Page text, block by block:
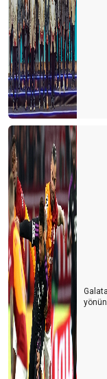
Lara-Kundu'nun
Bu işin sonu nereye
İki derede bir arada
Siyasiler tepişiyor
Turist için erken mi
Turizm Bakanlığı
ardı ediyor?
Avrupa ve Rusya
bekleniyor
Her kafadan bir ses
Turiste serbest
Turizmcinin işi